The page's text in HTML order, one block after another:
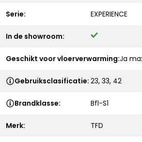
Serie: EXPERIENCE
In de showroom:
Geschikt voor vloerverwarming:Ja
Gebruiksclasificatie: 23, 33, 42
Brandklasse: Bfl-S1
Merk: TFD